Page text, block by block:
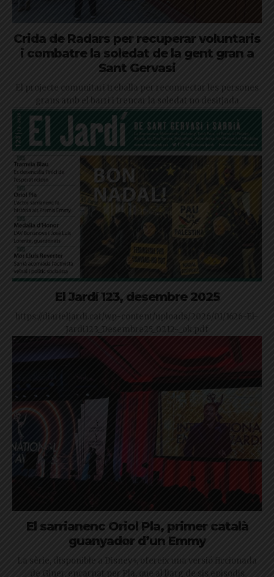
Crida de Radars per recuperar voluntaris
i combatre la soledat de la gent gran a
Sant Gervasi
El projecte comunitari treballa per reconnectar les persones
grans amb el barri i trencar la soledat no desitjada
El Jardí 123, desembre 2025
https://diarieljardi.cat/wp-content/uploads/2026/01/1626-El-
Jardi123_Desembre25_0212-_ok.pdf
El sarrianenc Oriol Pla, primer català
guanyador d’un Emmy
La sèrie, disponible a Disney+, ofereix una versió ficcionada
de Giner, encarnat per Pla, que al llarg de sis episodis